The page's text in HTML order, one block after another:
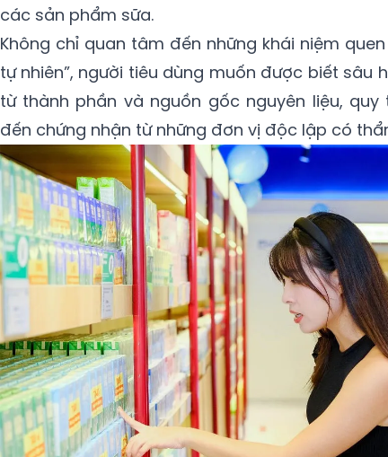
các sản phẩm sữa.
Không chỉ quan tâm đến những khái niệm
tự nhiên”, người tiêu dùng muốn được biết sâu
từ thành phần và nguồn gốc nguyên liệu,
đến chứng nhận từ những đơn vị độc lập có